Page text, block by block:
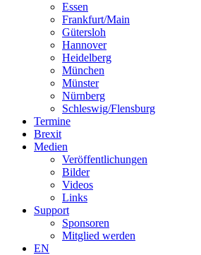
Essen
Frankfurt/Main
Gütersloh
Hannover
Heidelberg
München
Münster
Nürnberg
Schleswig/Flensburg
Termine
Brexit
Medien
Veröffentlichungen
Bilder
Videos
Links
Support
Sponsoren
Mitglied werden
EN